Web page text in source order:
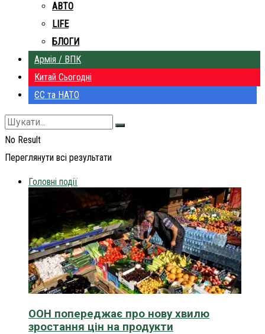
АВТО
LIFE
БЛОГИ
Армія / ВПК
Китай Сьогодні
ЄС та НАТО
No Result
Переглянути всі результати
Головні події
ООН попереджає про нову хвилю
зростання цін на продукти